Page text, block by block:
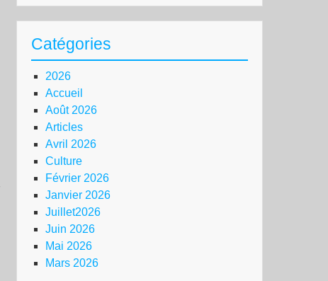
Catégories
2026
Accueil
Août 2026
Articles
Avril 2026
Culture
Février 2026
Janvier 2026
Juillet2026
Juin 2026
Mai 2026
Mars 2026